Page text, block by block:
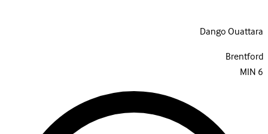
Dango Ouattara
Brentford
6
MIN